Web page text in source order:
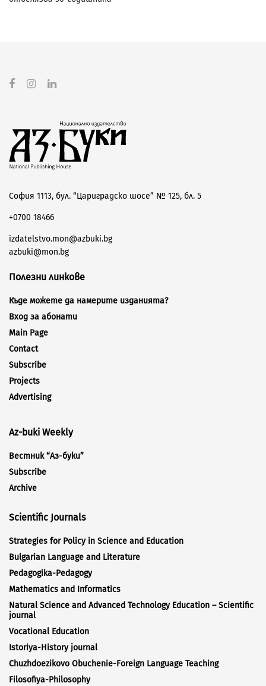
София 1113, бул. “Цариградско шосе” № 125, бл. 5
+0700 18466
izdatelstvo.mon@azbuki.bg
azbuki@mon.bg
Полезни линкове
Къде можете да намерите изданията?
Вход за абонати
Main Page
Contact
Subscribe
Projects
Advertising
Az-buki Weekly
Вестник “Аз-буки”
Subscribe
Archive
Scientific Journals
Strategies for Policy in Science and Education
Bulgarian Language and Literature
Pedagogika-Pedagogy
Mathematics and Informatics
Natural Science and Advanced Technology Education – Scientific
journal
Vocational Education
Istoriya-History journal
Chuzhdoezikovo Obuchenie-Foreign Language Teaching
Filosofiya-Philosophy